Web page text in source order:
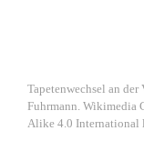
Tapetenwechsel an
Fuhrmann. Wikimedia
Alike 4.0 International